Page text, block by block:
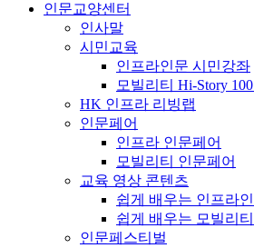
인문교양센터
인사말
시민교육
인프라인문 시민강좌
모빌리티 Hi-Story
HK 인프라 리빙랩
인문페어
인프라 인문페어
모빌리티 인문페어
교육 영상 콘텐츠
쉽게 배우는 인프라
쉽게 배우는 모빌리
인문페스티벌